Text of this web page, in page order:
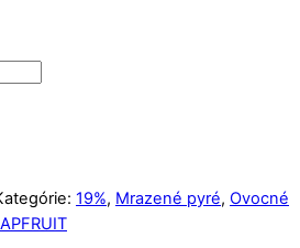
19%, Mrazené pyré, Ovocné